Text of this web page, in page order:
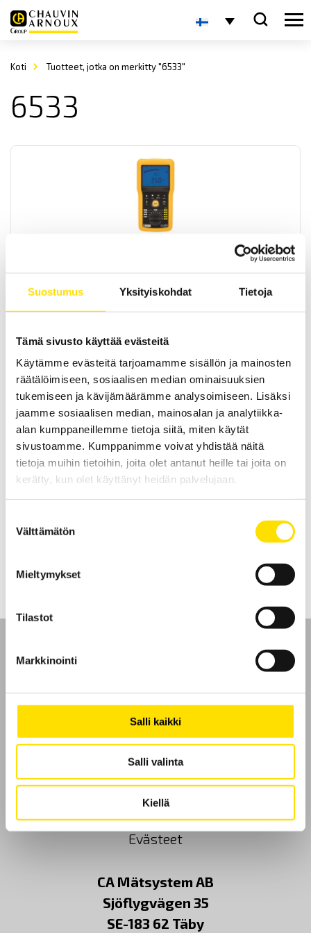
Suostumus Yksityiskohdat Tietoja
Tämä sivusto käyttää evästeitä
Käytämme evästeitä tarjoamamme sisällön ja mainosten
räätälöimiseen, sosiaalisen median ominaisuuksien
tukemiseen ja kävijämäärämme analysoimiseen. Lisäksi
jaamme sosiaalisen median, mainosalan ja analytiikka-
alan kumppaneillemme tietoja siitä, miten käytät
sivustoamme. Kumppanimme voivat yhdistää näitä
tietoja muihin tietoihin, joita olet antanut heille tai joita on
kerätty, kun olet käyttänyt heidän palvelujaan.
valinta
Välttämätön
Mieltymykset
Tilastot
Markkinointi
Salli kaikki
Salli valinta
Kiellä
Koti Tuotteet, jotka on merkitty "6533"
6533
CA6532, CA6534 & CA6536, 10…500 V
matalajännitesovelluksiin.
CA6522, CA6524 & CA6526, 50…1000 V
Eristysvastustesterit
Ota yhteyttä
Tietoa meistä
GDPR
Evästeet
CA Mätsystem AB
Sjöflygvägen 35
SE-183 62 Täby